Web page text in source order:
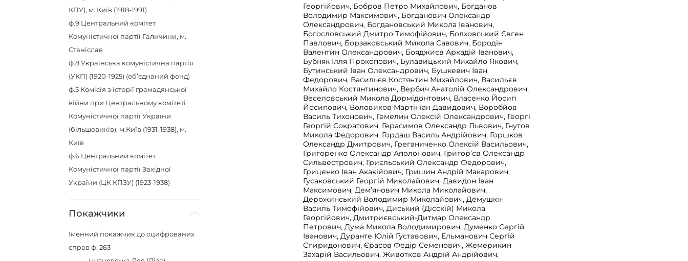
КПУ), м. Київ (1918-1991)
ф.9 Центральний комітет
Комуністичної партії Галичини, м.
Станіслав
ф.8Українська комуністична партія
(УКП) (1920-1925) (об’єднаний фонд)
ф.5 Комісія з історії громадянської
війни при Центральному комітеті
Комуністичної партії України
(більшовиків), м.Київ (1931-1938), м.
Київ
ф.6 Центральний комітет
Комуністичної партії Західної
України (ЦК КПЗУ) (1923-1938)
Покажчики
Іменний покажчик до оцифрованих
справ ф. 263
Георгійович, Бобров Петро Михайлович, Богданов
Володимир Максимович, Богданович Олександр
Олександрович, Богдановський Микола Іванович,
Богословський Дмитро Тимофійович, Болховський Євген
Павлович, Борзаковський Микола Савович, Бородін
Валентин Олександрович, Бояджиєв Аркадій Іванович,
Бубняк Ілля Прокопович, Булавицький Михайло Якович,
Бутинський Іван Олександрович, Бушкевич Іван
Федорович, Васильєв Костянтин Михайлович, Васильєв
Михайло Костянтинович, Вербич Анатолій Олександрович,
Веселовський Микола Дормідонтович, Власенко Йосип
Йосипович, Воловиков Мартініан Давидович, Воробйов
Василь Тихонович, Гемелин Олексій Олександрович, Георгі
Георгій Сократович, Герасимов Олександр Львович, Гнутов
Микола Федорович, Гордаш Василь Андрійович, Горшков
Олександр Дмитрович, Греганиченко Олексій Васильович,
Григоренко Олександр Аполонович, Григор’єв Олександр
Сильвестрович, Гриєльський Олександр Федорович,
Гриценко Іван Акакійович, Гришин Андрій Макарович,
Гусаковський Георгій Миколайович, Давидон Іван
Максимович, Дем’янович Микола Миколайович,
Дерожинський Володимир Миколайович, Демушкін
Василь Тимофійович, Диський (Дісскій) Микола
Георгійович, Дмитриєвський-Дитмар Олександр
Петрович, Дума Микола Володимирович, Думенко Сергій
Іванович, Дуранте Юлій Густавович, Ельманович Сергій
Спиридонович, Єрасов Федір Семенович, Жемерикин
Захарій Васильович, Животков Андрій Андрійович,